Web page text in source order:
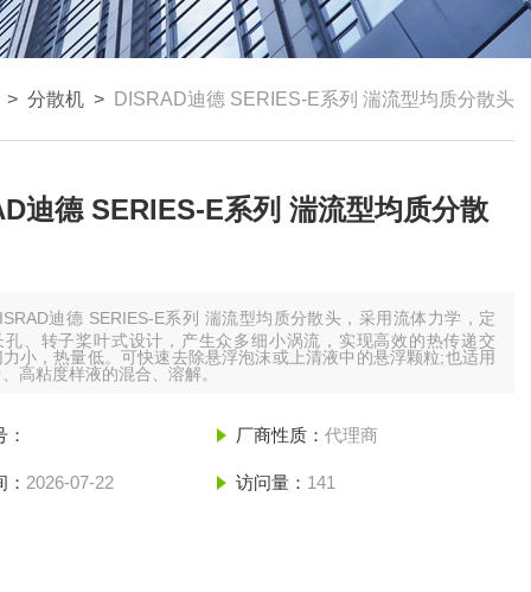
> 分散机 > DISRAD迪德 SERIES-E系列 湍流型均质分散头
迪德 SERIES-E系列 湍流型均质分散
迪德 SERIES-E系列 湍流型均质分散头，采用流体力学，定
孔、转子桨叶式设计，产生众多细小涡流，实现高效的热传递交
小，热量低。可快速去除悬浮泡沫或上清液中的悬浮颗粒;也适用
高粘度样液的混合、溶解。
厂商性质： 代理商
2026-07-22 访问量： 141